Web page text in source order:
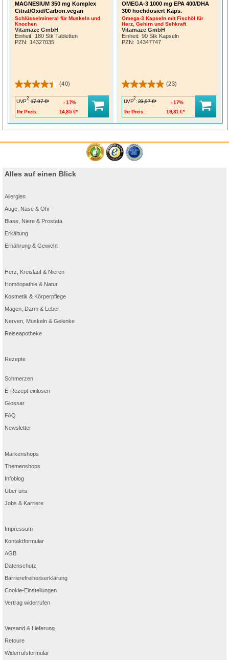
MAGNESIUM 350 mg Komplex
Citrat/Oxid/Carbon.vegan
Schlüsselmineral für Muskeln und
Knochen
Vitamaze GmbH
Einheit: 180 Stk Tabletten
PZN: 14327035
(40)
UVP
2
: 17,97 €*
Ihr Preis:
14,85 €*
17%
OMEGA-3 1000 mg EPA 400/DHA
300 hochdosiert Kaps.
Omega-3 Kapseln mit Fischöl für
Herz, Gehirn und Sehkraft
Vitamaze GmbH
Einheit: 90 Stk Kapseln
PZN: 14347747
(23)
UVP
2
: 23,97 €*
Ihr Preis:
19,81 €*
17%
Alles auf einen Blick
Allergien
Auge, Nase & Ohr
Blase, Niere & Prostata
Erkältung
Ernährung & Gewicht
Herz, Kreislauf & Nieren
Homöopathie & Natur
Kosmetik & Körperpflege
Magen, Darm & Leber
Nerven, Muskeln & Gelenke
Reiseapotheke
Rezepte
Schmerzen
E-Rezept einlösen
Glossar
FAQ
Newsletter
Markenshops
Themenshops
Infoblog
Über uns
Jobs & Karriere
Impressum
Kontaktformular
AGB
Datenschutz
Barrierefreiheitserklärung
Cookie-Einstellungen
Vertrag widerrufen
Versand & Lieferung
Retoure
Widerrufsformular